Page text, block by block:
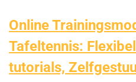
Online
Tafeltennis:
tutorials,